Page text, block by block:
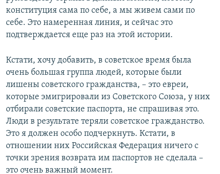
конституция сама по себе, а мы живем сами по
себе. Это намеренная линия, и сейчас это
подтверждается еще раз на этой истории.
Кстати, хочу добавить, в советское время была
очень большая группа людей, которые были
лишены советского гражданства, – это евреи,
которые эмигрировали из Советского Союза, у них
отбирали советские паспорта, не спрашивая это.
Люди в результате теряли советское гражданство.
Это я должен особо подчеркнуть. Кстати, в
отношении них Российская Федерация ничего с
точки зрения возврата им паспортов не сделала –
это очень важный момент.